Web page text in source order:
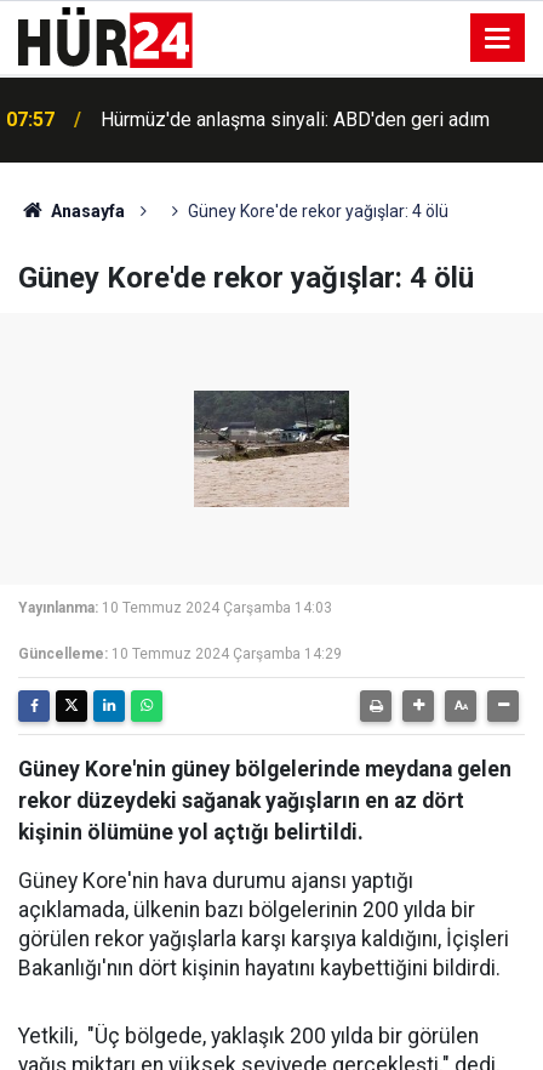
07:57 Hürmüz'de anlaşma sinyali: ABD'den geri adım
Anasayfa Güney Kore'de rekor yağışlar: 4 ölü
Güney Kore'de rekor yağışlar: 4 ölü
Yayınlanma: 10 Temmuz 2024 Çarşamba 14:03
Güncelleme: 10 Temmuz 2024 Çarşamba 14:29
Güney Kore'nin güney bölgelerinde meydana gelen
rekor düzeydeki sağanak yağışların en az dört
kişinin ölümüne yol açtığı belirtildi.
Güney Kore'nin hava durumu ajansı yaptığı
açıklamada, ülkenin bazı bölgelerinin 200 yılda bir
görülen rekor yağışlarla karşı karşıya kaldığını, İçişleri
Bakanlığı'nın dört kişinin hayatını kaybettiğini bildirdi.
Yetkili, "Üç bölgede, yaklaşık 200 yılda bir görülen
yağış miktarı en yüksek seviyede gerçekleşti." dedi.